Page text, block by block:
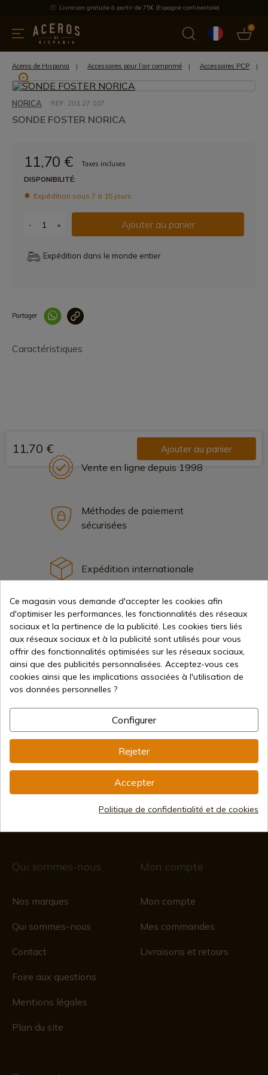
Livraison gratuite à partir de 75€ (Espagne continentale)
0
de cuisine Offre Dernières nouvelles Meilleures ventes
Aceros de Hispania Accessoires pour l’air comprimé Accessoires PCP
NORICA REF: 201.27.107
SONDE FOSTER NORICA
11,70 €
Taxes incluses
DISPONIBILITÉ:
Expédition sous 7 à 15 jours
- + Ajouter au panier
Expédition dans le monde entier
Partager
Caractéristiques
11,70 € Ajouter au panier
Vente en ligne depuis 1998
Méthodes de paiement
sécurisées
Expédition internationale
Information
info@aceros-de-hispania.com
(+34)978 877 088
(+34)676 850 364
Du lundi au vendredi de 09h00 à 15h00
commerce 28/01/578, folio 242,
Qui sommes-nous
Nos marques
Qui sommes-nous
Contact
Foire aux questions
Mentions légales
Plan du site
Mon compte
Mon compte
Mes commandes
Livraisons et retours
Ce magasin vous demande d'accepter les cookies afin
d'optimiser les performances, les fonctionnalités des réseaux
sociaux et la pertinence de la publicité. Les cookies tiers liés
aux réseaux sociaux et à la publicité sont utilisés pour vous
offrir des fonctionnalités optimisées sur les réseaux sociaux,
ainsi que des publicités personnalisées. Acceptez-vous ces
cookies ainsi que les implications associées à l'utilisation de
vos données personnelles ?
Configurer
Rejeter
Accepter
Politique de confidentialité et de cookies